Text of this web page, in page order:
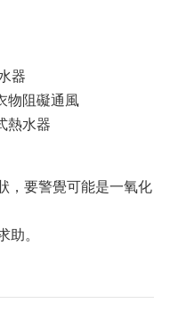
器
物阻礙通風
熱水器
，要警覺可能是一氧化
助。